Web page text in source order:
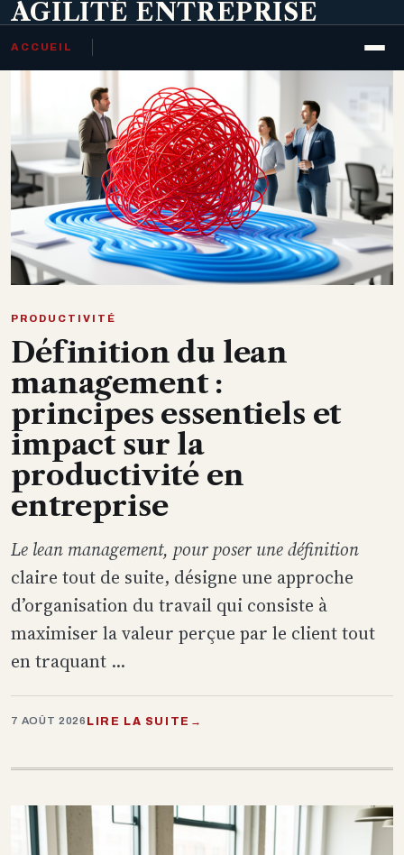
AGILITÉ ENTREPRISE
ACCUEIL
PRODUCTIVITÉ
Définition du lean
management :
principes essentiels et
impact sur la
productivité en
entreprise
Le lean management, pour poser une définition
claire tout de suite, désigne une approche
d’organisation du travail qui consiste à
maximiser la valeur perçue par le client tout
en traquant ...
7 AOÛT 2026 LIRE LA SUITE →